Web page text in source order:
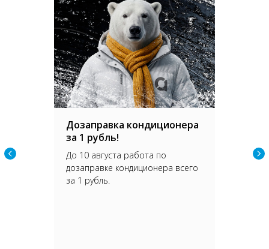
Дозаправка кондиционера
за 1 рубль!
До 10 августа работа по
дозаправке кондиционера всего
за 1 рубль.